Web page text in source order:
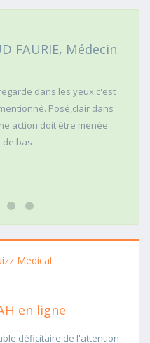
FAURIE, Médecin
dans les yeux c'est
Posé,clair dans
action doit être menée
de bas
Medical
en ligne
déficitaire de l'attention